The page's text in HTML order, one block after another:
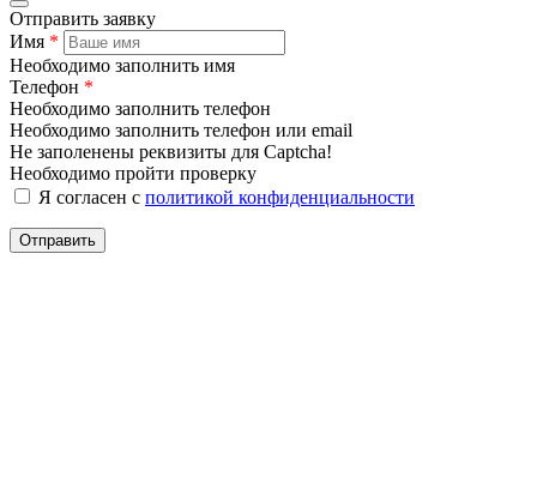
Отправить заявку
Имя *
Необходимо заполнить имя
Телефон *
Необходимо заполнить телефон
Необходимо заполнить телефон или email
Не заполенены реквизиты для Captcha!
Необходимо пройти проверку
Я согласен с политикой конфиденциальности
Отправить